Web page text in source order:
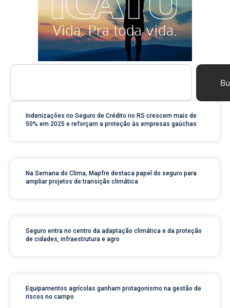
Indenizações no Seguro de Crédito no RS crescem mais de
50% em 2025 e reforçam a proteção às empresas gaúchas
Na Semana do Clima, Mapfre destaca papel do seguro para
ampliar projetos de transição climática
Seguro entra no centro da adaptação climática e da proteção
de cidades, infraestrutura e agro
Equipamentos agrícolas ganham protagonismo na gestão de
riscos no campo